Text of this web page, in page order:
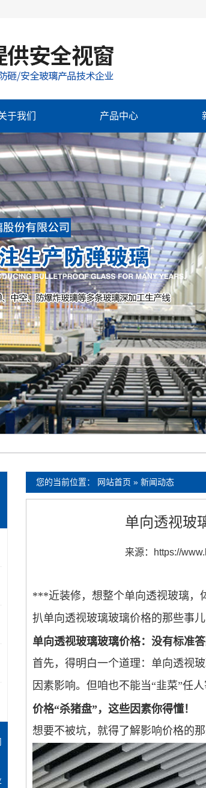
于我们 产品中心
您的当前位置： 网站首页 » 新闻动态
单向透视玻
来源： https://
***近装修，想整个单向透视玻璃，
扒单向透视玻璃玻璃价格的那些事
单向透视玻璃玻璃价格：没有标准
首先，得明白一个道理：单向透视
因素影响。但咱也不能当“韭菜”任
价格“杀猪盘”，这些因素你得懂！
想要不被坑，就得了解影响价格的